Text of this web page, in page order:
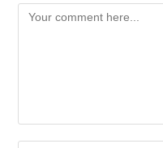
Comment